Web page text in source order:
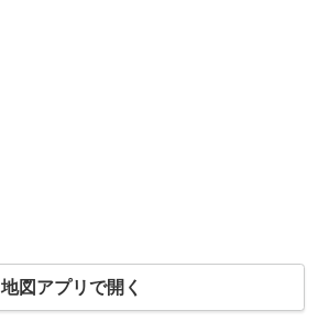
地図アプリで開く